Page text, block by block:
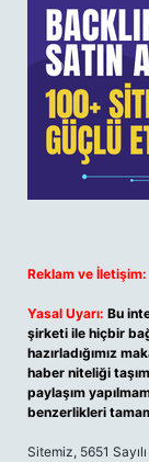
Reklam ve İletişim:
Yasal Uyarı: Bu
şirketi ile hiçbir
hazırladığımız
haber niteliği
paylaşım
benzerlikleri
Sitemiz, 5651